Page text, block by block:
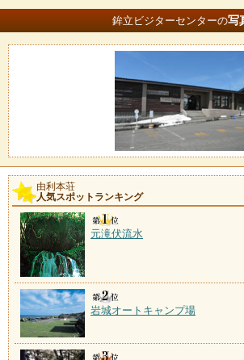
鉾立ビジターセンターの写
由利本荘
人気スポットランキング
元滝伏流水
岩城オートキャンプ場